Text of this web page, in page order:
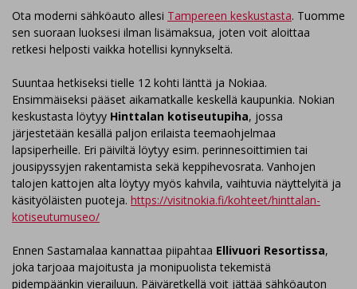
Ota moderni sähköauto allesi Tampereen keskustasta. Tuomme
sen suoraan luoksesi ilman lisämaksua, joten voit aloittaa
retkesi helposti vaikka hotellisi kynnykseltä.
Suuntaa hetkiseksi tielle 12 kohti länttä ja Nokiaa.
Ensimmäiseksi pääset aikamatkalle keskellä kaupunkia. Nokian
keskustasta löytyy Hinttalan kotiseutupiha, jossa
järjestetään kesällä paljon erilaista teemaohjelmaa
lapsiperheille. Eri päiviltä löytyy esim. perinnesoittimien tai
jousipyssyjen rakentamista sekä keppihevosrata. Vanhojen
talojen kattojen alta löytyy myös kahvila, vaihtuvia näyttelyitä ja
käsityöläisten puoteja. https://visitnokia.fi/kohteet/hinttalan-
kotiseutumuseo/
Ennen Sastamalaa kannattaa piipahtaa Ellivuori Resortissa,
joka tarjoaa majoitusta ja monipuolista tekemistä
pidempäänkin vierailuun. Päiväretkellä voit jättää sähköauton